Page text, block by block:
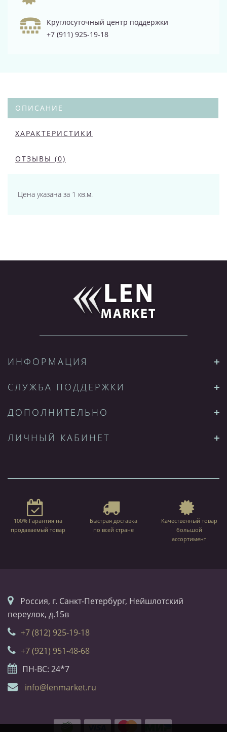
Круглосуточный центр поддержки
+7 (911) 925-19-18
ОПИСАНИЕ
ХАРАКТЕРИСТИКИ
ОТЗЫВЫ (0)
Цена указана за 1 кв.м.
ИНФОРМАЦИЯ
СЛУЖБА ПОДДЕРЖКИ
ДОПОЛНИТЕЛЬНО
ЛИЧНЫЙ КАБИНЕТ
100% Гарантия на
продаваемый товар
Быстрая доставка
по всей стране
Качественный товар
большой
ассортимент
Россия, г. Санкт-Петербург, Нейшлотский
переулок, д.15в
+7 (812) 925-19-18
+7 (921) 951-48-68
ПН-ВС: 24*7
info@lenmarket.ru